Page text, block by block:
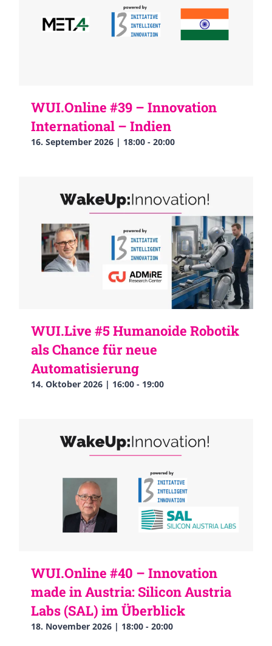
WUI.Online #39 – Innovation
International – Indien
16. September 2026 | 18:00 - 20:00
WUI.Live #5 Humanoide Robotik
als Chance für neue
Automatisierung
14. Oktober 2026 | 16:00 - 19:00
WUI.Online #40 – Innovation
made in Austria: Silicon Austria
Labs (SAL) im Überblick
18. November 2026 | 18:00 - 20:00